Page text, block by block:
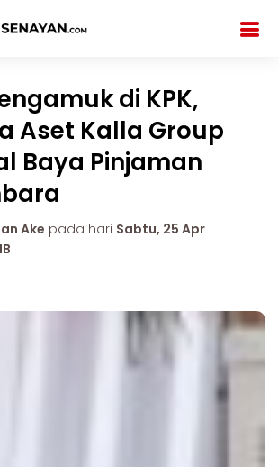
di KPK,
Aset Kalla Group
Baya Pinjaman
Ake pada hari Sabtu, 25 Apr